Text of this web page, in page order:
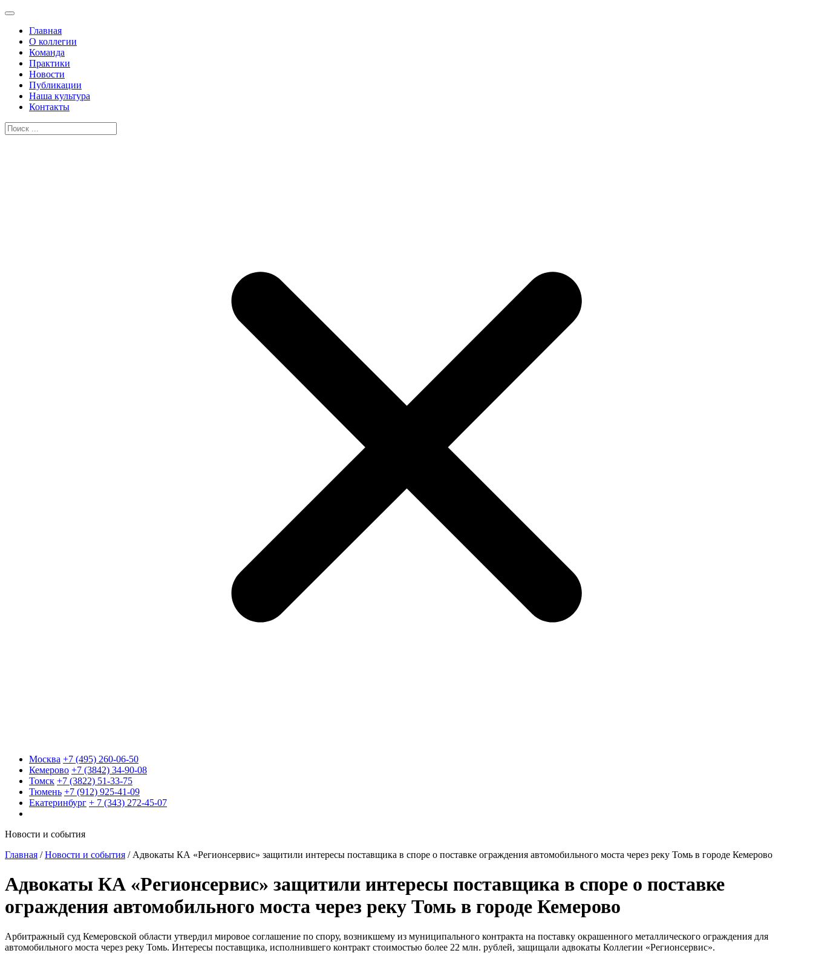
Главная
О коллегии
Команда
Практики
Новости
Публикации
Наша культура
Контакты
Москва +7 (495) 260-06-50
Кемерово +7 (3842) 34-90-08
Томск +7 (3822) 51-33-75
Тюмень +7 (912) 925-41-09
Екатеринбург + 7 (343) 272-45-07
Новости и события
Главная /Новости и события / Адвокаты КА «Регионсервис» защитили интересы поставщика в споре о поставке ограждения автомобильного моста через реку Томь в городе Кемерово
Адвокаты КА «Регионсервис» защитили интересы поставщика в споре о поставке
ограждения автомобильного моста через реку Томь в городе Кемерово
Арбитражный суд Кемеровской области утвердил мировое соглашение по спору, возникшему из муниципального контракта на поставку окрашенного металлического ограждения для
автомобильного моста через реку Томь. Интересы поставщика, исполнившего контракт стоимостью более 22 млн. рублей, защищали адвокаты Коллегии «Регионсервис».